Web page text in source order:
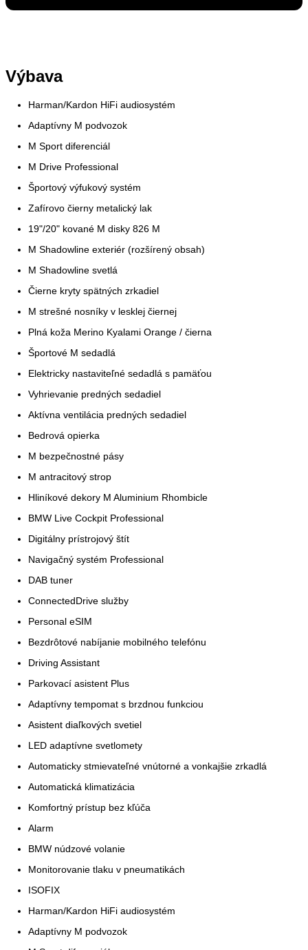
Výbava
Harman/Kardon HiFi audiosystém
Adaptívny M podvozok
M Sport diferenciál
M Drive Professional
Športový výfukový systém
Zafírovo čierny metalický lak
19"/20" kované M disky 826 M
M Shadowline exteriér (rozšírený obsah)
M Shadowline svetlá
Čierne kryty spätných zrkadiel
M strešné nosníky v lesklej čiernej
Plná koža Merino Kyalami Orange / čierna
Športové M sedadlá
Elektricky nastaviteľné sedadlá s pamäťou
Vyhrievanie predných sedadiel
Aktívna ventilácia predných sedadiel
Bedrová opierka
M bezpečnostné pásy
M antracitový strop
Hliníkové dekory M Aluminium Rhombicle
BMW Live Cockpit Professional
Digitálny prístrojový štít
Navigačný systém Professional
DAB tuner
ConnectedDrive služby
Personal eSIM
Bezdrôtové nabíjanie mobilného telefónu
Driving Assistant
Parkovací asistent Plus
Adaptívny tempomat s brzdnou funkciou
Asistent diaľkových svetiel
LED adaptívne svetlomety
Automaticky stmievateľné vnútorné a vonkajšie zrkadlá
Automatická klimatizácia
Komfortný prístup bez kľúča
Alarm
BMW núdzové volanie
Monitorovanie tlaku v pneumatikách
ISOFIX
Harman/Kardon HiFi audiosystém
Adaptívny M podvozok